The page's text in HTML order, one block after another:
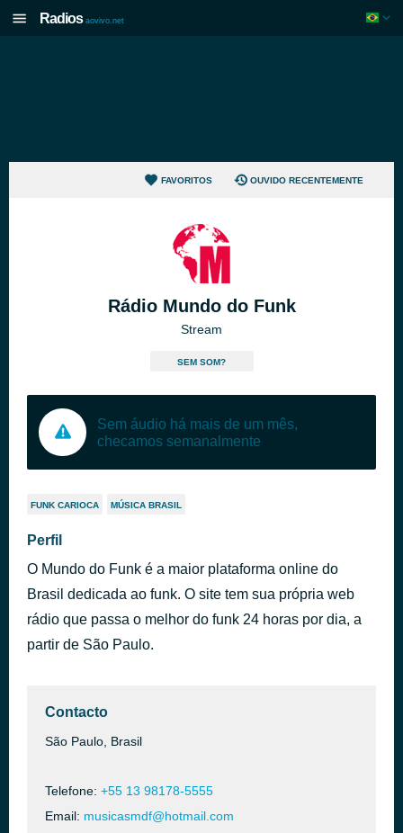
Radios aovivo.net
FAVORITOS OUVIDO RECENTEMENTE
Rádio Mundo do Funk
Stream
SEM SOM?
Sem áudio há mais de um mês,
checamos semanalmente
FUNK CARIOCA MÚSICA BRASIL
Perfil
O Mundo do Funk é a maior plataforma online do
Brasil dedicada ao funk. O site tem sua própria web
rádio que passa o melhor do funk 24 horas por dia, a
partir de São Paulo.
Contacto
São Paulo, Brasil
Telefone: +55 13 98178-5555
Email: musicasmdf@hotmail.com